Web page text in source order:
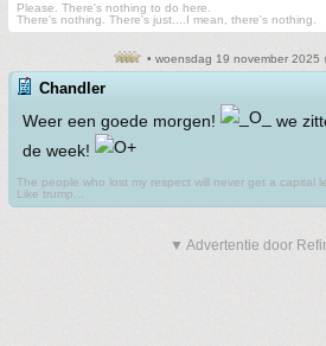
Please. There's nothing to do here.
There's nothing. There's just....I mean, there's nothing.
• woensdag 19 november 2025
Chandler
Weer een goede morgen!
we
de week!
The people who lost my respect will never get a capital
Like trump...
▼ Advertentie door